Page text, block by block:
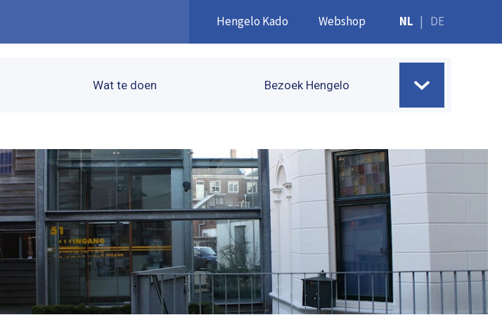
Hengelo Kado Webshop NL | DE
Wat te doen Bezoek Hengelo